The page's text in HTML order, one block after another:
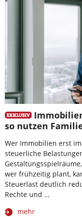
so nutzen
Wer Immobilien erst
steuerliche
wer frühzeitig plant,
Steuerlast deutlich
Rechte und …
mehr